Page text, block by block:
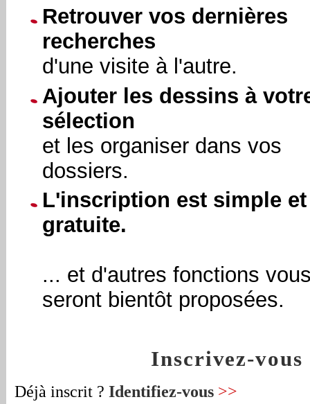
Retrouver vos dernières
recherches
d'une visite à l'autre.
Ajouter les dessins à
sélection
et les organiser dans vos
dossiers.
L'inscription est simple et
gratuite.
... et d'autres fonctions
seront bientôt proposées.
Inscrivez-vous
Déjà inscrit ? Identifiez-vous >>